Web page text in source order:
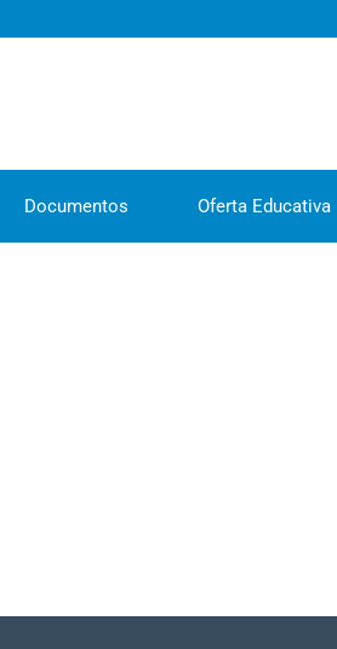
Documentos Oferta Educativa